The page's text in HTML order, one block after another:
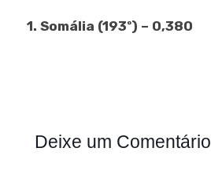
1. Somália (193º) – 0,380
Deixe um Comentário